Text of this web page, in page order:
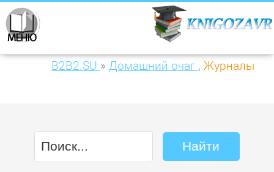
B2B2.SU » Домашний очаг , Журналы